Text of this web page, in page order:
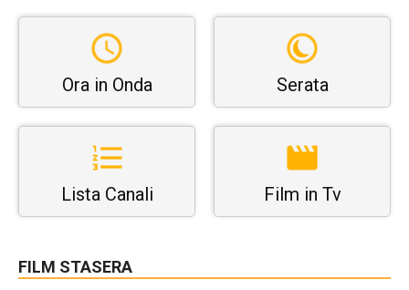
Ora in Onda Serata
Lista Canali Film in Tv
FILM STASERA